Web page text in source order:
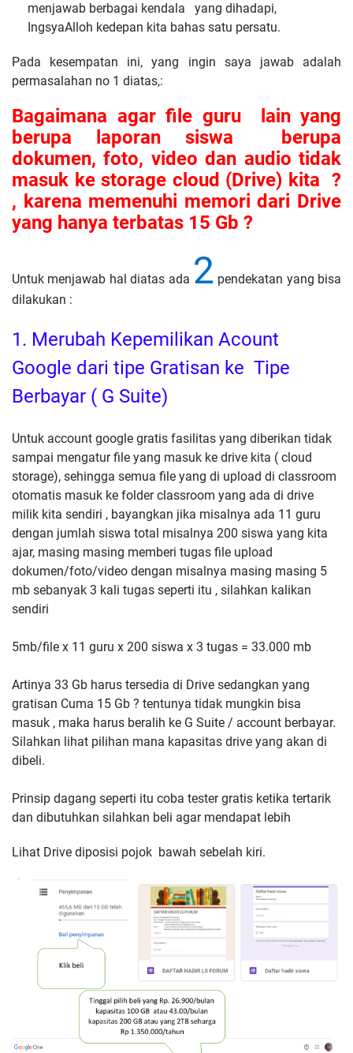
menjawab berbagai kendala yang dihadapi,
IngsyaAlloh kedepan kita bahas satu persatu.
Pada kesempatan ini, yang ingin saya jawab adalah
permasalahan no 1 diatas,:
Bagaimana agar file guru
lain yang
berupa laporan siswa
berupa
dokumen, foto, video dan audio tidak
masuk ke storage cloud (Drive) kita ?
, karena memenuhi memori dari Drive
yang hanya terbatas 15 Gb ?
Untuk menjawab hal diatas ada 2 pendekatan yang bisa
dilakukan :
1. Merubah Kepemilikan Acount
Google dari tipe Gratisan ke Tipe
Berbayar ( G Suite)
Untuk account google gratis fasilitas yang diberikan tidak
sampai mengatur file yang masuk ke drive kita ( cloud
storage), sehingga semua file yang di upload di classroom
otomatis masuk ke folder classroom yang ada di drive
milik kita sendiri , bayangkan jika misalnya ada 11 guru
dengan jumlah siswa total misalnya 200 siswa yang kita
ajar, masing masing memberi tugas file upload
dokumen/foto/video dengan misalnya masing masing 5
mb sebanyak 3 kali tugas seperti itu , silahkan kalikan
sendiri
5mb/file x 11 guru x 200 siswa x 3 tugas = 33.000 mb
Artinya 33 Gb harus tersedia di Drive sedangkan yang
gratisan Cuma 15 Gb ? tentunya tidak mungkin bisa
masuk , maka harus beralih ke G Suite / account berbayar.
Silahkan lihat pilihan mana kapasitas drive yang akan di
dibeli.
Prinsip dagang seperti itu coba tester gratis ketika tertarik
dan dibutuhkan silahkan beli agar mendapat lebih
Lihat Drive diposisi pojok bawah sebelah kiri.